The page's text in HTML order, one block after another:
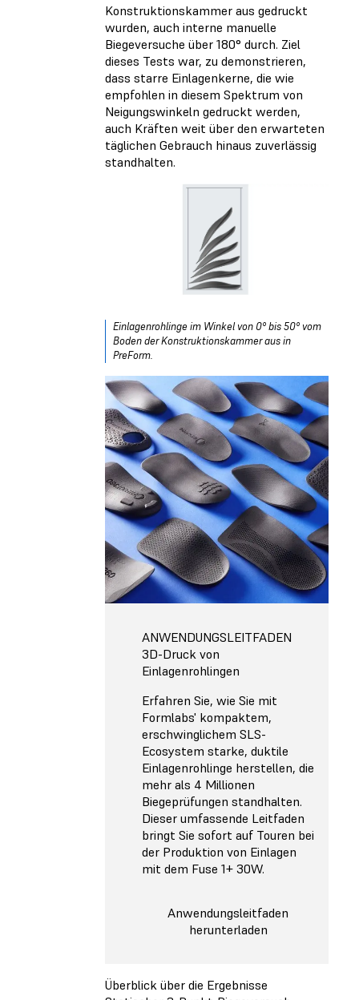
Konstruktionskammer aus gedruckt
wurden, auch interne manuelle
Biegeversuche über 180° durch. Ziel
dieses Tests war, zu demonstrieren,
dass starre Einlagenkerne, die wie
empfohlen in diesem Spektrum von
Neigungswinkeln gedruckt werden,
auch Kräften weit über den erwarteten
täglichen Gebrauch hinaus zuverlässig
standhalten.
Einlagenrohlinge im Winkel von 0° bis 50° vom
Boden der Konstruktionskammer aus in
PreForm.
ANWENDUNGSLEITFADEN
3D-Druck von
Einlagenrohlingen
Erfahren Sie, wie Sie mit
Formlabs' kompaktem,
erschwinglichem SLS-
Ecosystem starke, duktile
Einlagenrohlinge herstellen, die
mehr als 4 Millionen
Biegeprüfungen standhalten.
Dieser umfassende Leitfaden
bringt Sie sofort auf Touren bei
der Produktion von Einlagen
mit dem Fuse 1+ 30W.
Anwendungsleitfaden
herunterladen
Überblick über die Ergebnisse